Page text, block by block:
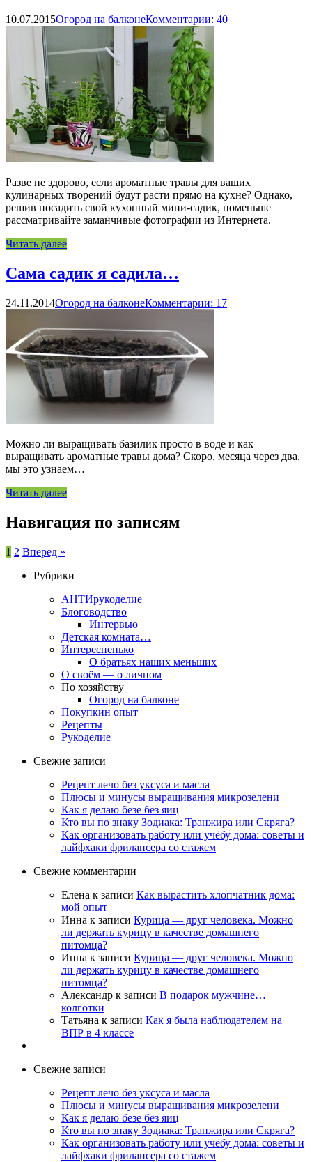
10.07.2015Огород на балконеКомментарии: 40
Разве не здорово, если ароматные травы для ваших
кулинарных творений будут расти прямо на кухне? Однако,
решив посадить свой кухонный мини-садик, поменьше
рассматривайте заманчивые фотографии из Интернета.
Читать далее
Сама садик я садила…
24.11.2014Огород на балконеКомментарии: 17
Можно ли выращивать базилик просто в воде и как
выращивать ароматные травы дома? Скоро, месяца через два,
мы это узнаем…
Читать далее
Навигация по записям
1 2 Вперед »
Рубрики
АНТИрукоделие
Блоговодство
Интервью
Детская комната…
Интересненько
О братьях наших меньших
О своём — о личном
По хозяйству
Огород на балконе
Покупкин опыт
Рецепты
Рукоделие
Свежие записи
Рецепт лечо без уксуса и масла
Плюсы и минусы выращивания микрозелени
Как я делаю безе без яиц
Кто вы по знаку Зодиака: Транжира или Скряга?
Как организовать работу или учёбу дома: советы и
лайфхаки фрилансера со стажем
Свежие комментарии
Елена к записи Как вырастить хлопчатник дома:
мой опыт
Инна к записи Курица — друг человека. Можно
ли держать курицу в качестве домашнего
питомца?
Инна к записи Курица — друг человека. Можно
ли держать курицу в качестве домашнего
питомца?
Александр к записи В подарок мужчине…
колготки
Татьяна к записи Как я была наблюдателем на
ВПР в 4 классе
Свежие записи
Рецепт лечо без уксуса и масла
Плюсы и минусы выращивания микрозелени
Как я делаю безе без яиц
Кто вы по знаку Зодиака: Транжира или Скряга?
Как организовать работу или учёбу дома: советы и
лайфхаки фрилансера со стажем